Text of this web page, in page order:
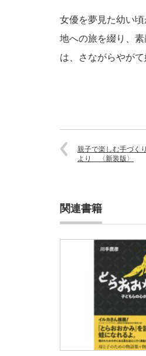
女優を夢見た幼い
地への旅を綴り、
は、さながらやが
親子で楽しむ手づく
より 〈新装版〉
関連書籍